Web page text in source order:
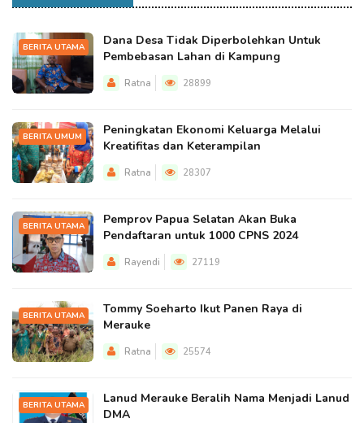
BERITA UTAMA
Dana Desa Tidak Diperbolehkan Untuk
Pembebasan Lahan di Kampung
Ratna 28899
BERITA UMUM
Peningkatan Ekonomi Keluarga Melalui
Kreatifitas dan Keterampilan
Ratna 28307
BERITA UTAMA
Pemprov Papua Selatan Akan Buka
Pendaftaran untuk 1000 CPNS 2024
Rayendi 27119
BERITA UTAMA
Tommy Soeharto Ikut Panen Raya di
Merauke
Ratna 25574
BERITA UTAMA
Lanud Merauke Beralih Nama Menjadi Lanud
DMA